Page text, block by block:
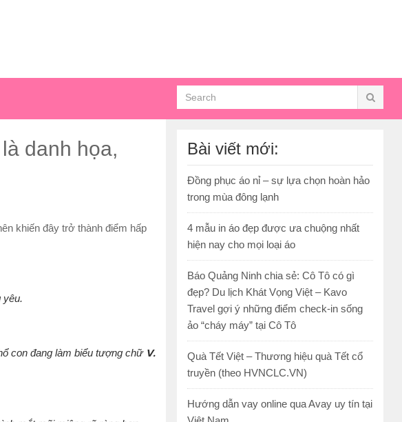
danh họa,
khiến đây trở thành điểm hấp
yêu.
con đang làm biểu tượng chữ V.
Bài viết mới:
Đồng phục áo nỉ – sự lựa chọn hoàn hảo
trong mùa đông lạnh
4 mẫu in áo đẹp được ưa chuộng nhất
hiện nay cho mọi loại áo
Báo Quảng Ninh chia sẻ: Cô Tô có gì
đẹp? Du lịch Khát Vọng Việt – Kavo
Travel gợi ý những điểm check-in sống
ảo “cháy máy” tại Cô Tô
Quà Tết Việt – Thương hiệu quà Tết cổ
truyền (theo HVNCLC.VN)
Hướng dẫn vay online qua Avay uy tín tại